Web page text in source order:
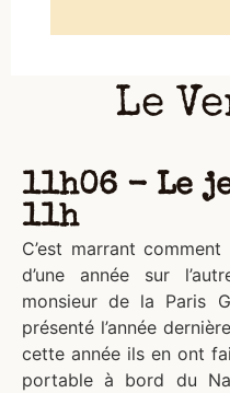
Le
11h06 - Le
11h
C’est marrant
d’une année sur
monsieur de la Paris
présenté l’année
cette année ils en ont
portable à bord du